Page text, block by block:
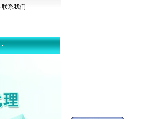
·联系我们